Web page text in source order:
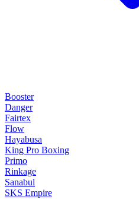
Booster
Danger
Fairtex
Flow
Hayabusa
King Pro Boxing
Primo
Rinkage
Sanabul
SKS Empire